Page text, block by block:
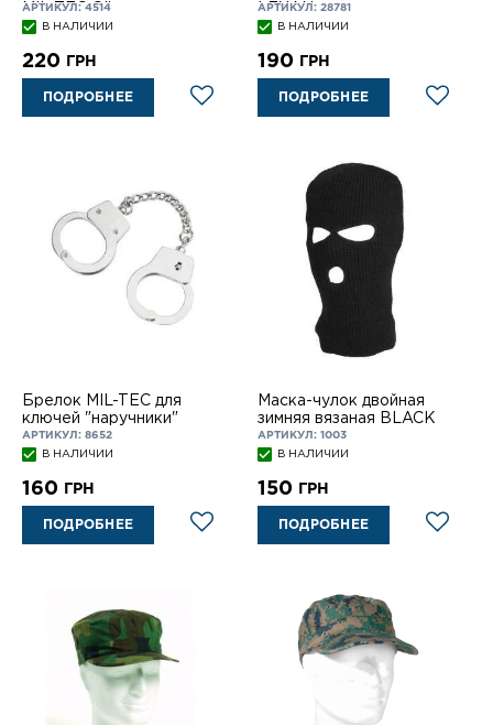
MIL-TEC Olive
АРТИКУЛ: 4514
В НАЛИЧИИ
220 ГРН
ПОДРОБНЕЕ
LEXAN
АРТИКУЛ: 28781
В НАЛИЧИИ
190 ГРН
ПОДРОБНЕЕ
Брелок MIL-TEC для
ключей "наручники"
АРТИКУЛ: 8652
В НАЛИЧИИ
160 ГРН
ПОДРОБНЕЕ
Маска-чулок двойная
зимняя вязаная BLACK
АРТИКУЛ: 1003
В НАЛИЧИИ
150 ГРН
ПОДРОБНЕЕ